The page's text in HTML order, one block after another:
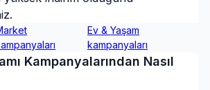
Ev & Yaşam
kampanyaları
Kampanyalarından Nasıl